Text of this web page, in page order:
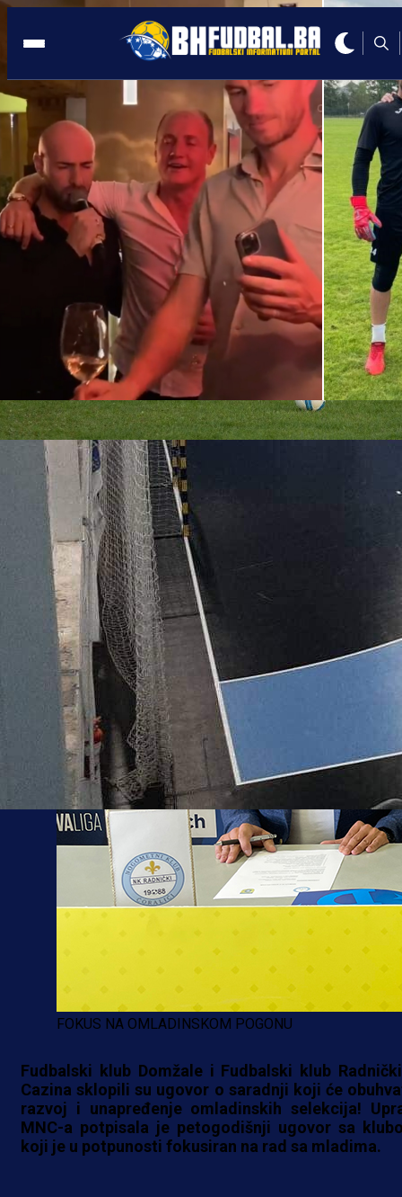
SLOVENIJA
Klub iz Cazina sklopio saradnju sa NK
Domžale iz Slovenije!
Redakcija
13:29, 14.10.2022
FOKUS NA OMLADINSKOM POGONU
Fudbalski klub Domžale i Fudbalski klub
Cazina sklopili su ugovor o saradnji koji će
razvoj i unapređenje omladinskih selekcija!
MNC-a potpisala je petogodišnji ugovor sa
koji je u potpunosti fokusiran na rad sa mladima.